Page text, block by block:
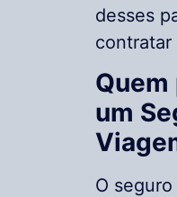
desses
contratar
um
O